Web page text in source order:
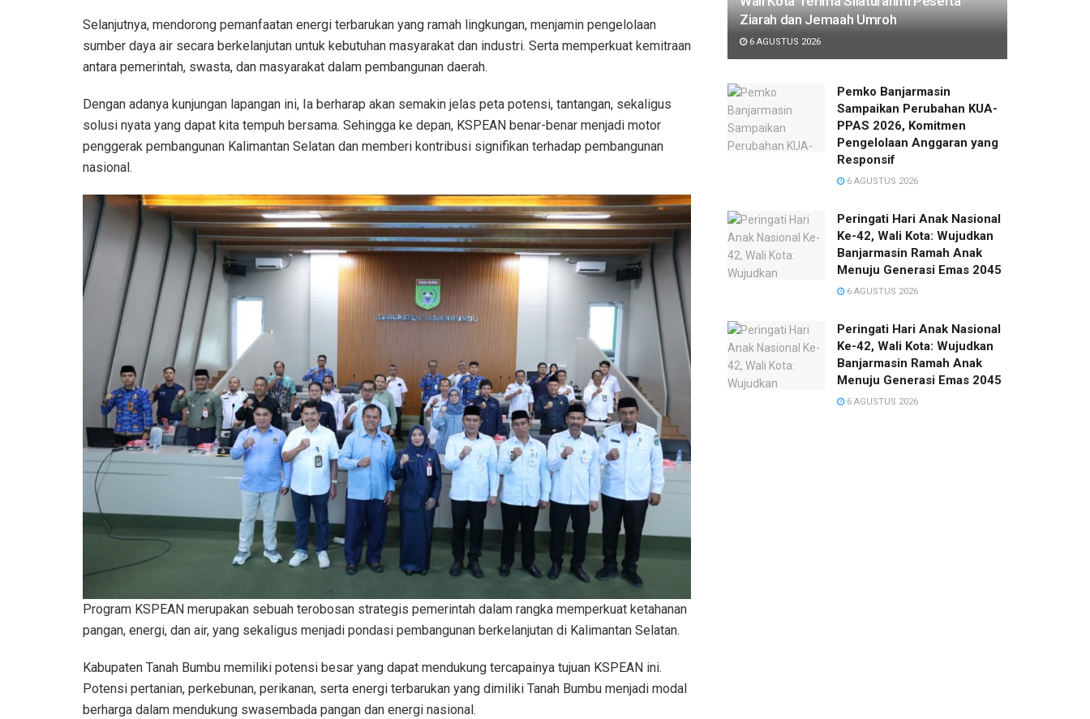
Selanjutnya, mendorong pemanfaatan energi terbarukan yang ramah lingkungan, menjamin pengelolaan
sumber daya air secara berkelanjutan untuk kebutuhan masyarakat dan industri. Serta memperkuat kemitraan
antara pemerintah, swasta, dan masyarakat dalam pembangunan daerah.
Dengan adanya kunjungan lapangan ini, Ia berharap akan semakin jelas peta potensi, tantangan, sekaligus
solusi nyata yang dapat kita tempuh bersama. Sehingga ke depan, KSPEAN benar-benar menjadi motor
penggerak pembangunan Kalimantan Selatan dan memberi kontribusi signifikan terhadap pembangunan
nasional.
Program KSPEAN merupakan sebuah terobosan strategis pemerintah dalam rangka memperkuat ketahanan
pangan, energi, dan air, yang sekaligus menjadi pondasi pembangunan berkelanjutan di Kalimantan Selatan.
Kabupaten Tanah Bumbu memiliki potensi besar yang dapat mendukung tercapainya tujuan KSPEAN ini.
Potensi pertanian, perkebunan, perikanan, serta energi terbarukan yang dimiliki Tanah Bumbu menjadi modal
berharga dalam mendukung swasembada pangan dan energi nasional.
Ziarah dan Jemaah Umroh
6 AGUSTUS 2026
Pemko Banjarmasin
Sampaikan Perubahan KUA-
PPAS 2026, Komitmen
Pengelolaan Anggaran yang
Responsif
6 AGUSTUS 2026
Peringati Hari Anak Nasional
Ke-42, Wali Kota: Wujudkan
Banjarmasin Ramah Anak
Menuju Generasi Emas 2045
6 AGUSTUS 2026
Peringati Hari Anak Nasional
Ke-42, Wali Kota: Wujudkan
Banjarmasin Ramah Anak
Menuju Generasi Emas 2045
6 AGUSTUS 2026